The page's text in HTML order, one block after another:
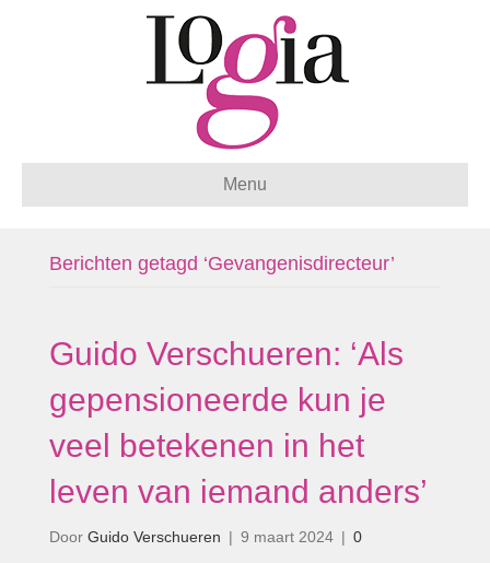
Menu
Berichten getagd ‘Gevangenisdirecteur’
Guido Verschueren: ‘Als
gepensioneerde kun je
veel betekenen in het
leven van iemand anders’
Door Guido Verschueren | 9 maart 2024 | 0